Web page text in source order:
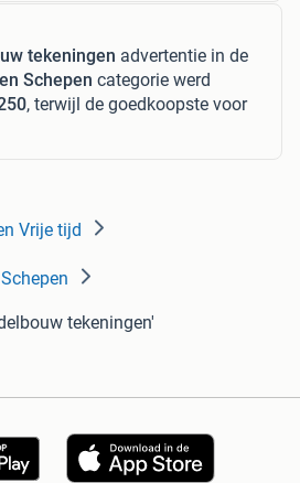
tekeningen advertentie in de
Schepen categorie werd
, terwijl de goedkoopste voor
Vrije tijd
tekeningen'